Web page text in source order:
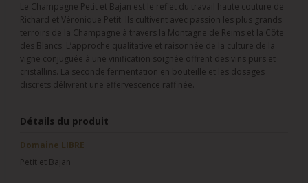
Le Champagne Petit et Bajan est le reflet du travail haute couture de
Richard et Véronique Petit. Ils cultivent avec passion les plus grands
terroirs de la Champagne à travers la Montagne de Reims et la Côte
des Blancs. L’approche qualitative et raisonnée de la culture de la
vigne conjuguée à une vinification soignée offrent des vins purs et
cristallins. La seconde fermentation en bouteille et les dosages
discrets délivrent une effervescence raffinée.
Détails du produit
Domaine LIBRE
Petit et Bajan